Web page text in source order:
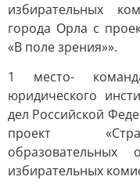
избирательных
города Орла с
«В поле зрения»».
1 место-
юридического
дел Российской
проект
избирательных